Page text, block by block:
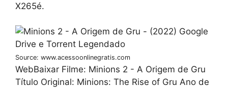
X265é.
Source: www.acessoonlinegratis.com
WebBaixar Filme: Minions 2 - A Origem de Gru
Título Original: Minions: The Rise of Gru Ano de